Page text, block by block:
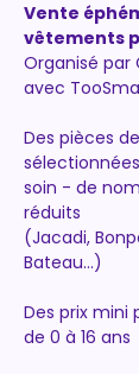
Vente
vêtements
Organisé par
avec
Des pièces
soin - de
réduits
(Jacadi,
Bateau...)
Des prix mini
de 0 à 16 ans